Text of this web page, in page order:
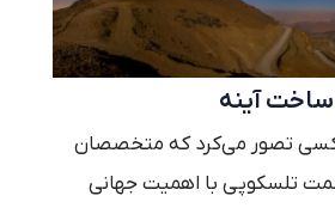
کسی تصور می‌کرد که متخصصان
تلسکوپی با اهمیت جهانی